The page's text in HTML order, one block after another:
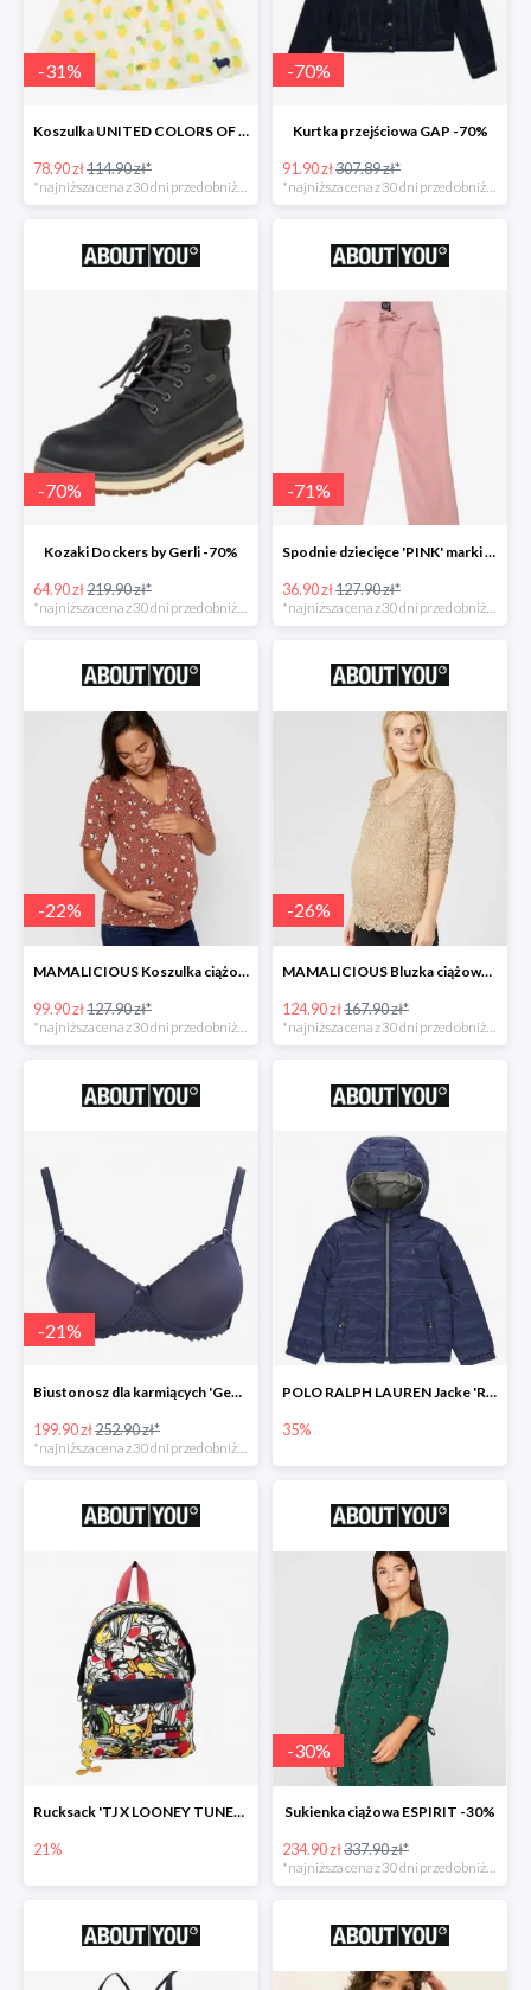
-31%
Koszulka UNITED COLORS OF BENETTON
78.90 zł114.90 zł*
*najniższa cena z 30 dni przed obniżką
-70%
Kurtka przejściowa GAP -70%
91.90 zł307.89 zł*
*najniższa cena z 30 dni przed obniżką
-70%
Kozaki Dockers by Gerli -70%
64.90 zł219.90 zł*
-71%
Spodnie dziecięce 'PINK' marki GAP -71%
36.90 zł127.90 zł*
-22%
MAMALICIOUS Koszulka ciążowa 'Zana' -26%
99.90 zł127.90 zł*
*najniższa cena z 30 dni przed obniżką
-26%
MAMALICIOUS Bluzka ciążowa -26%
124.90 zł167.90 zł*
*najniższa cena z 30 dni przed obniżką
-21%
Biustonosz dla karmiących 'Geo Lace' -21%
199.90 zł252.90 zł*
POLO RALPH LAUREN Jacke 'REVERSE' w kolorze granatowym
35%
Rucksack 'TJ X LOONEY TUNES Plecak
21%
-30%
Sukienka ciążowa ESPIRIT -30%
234.90 zł337.90 zł*
*najniższa cena z 30 dni przed obniżką